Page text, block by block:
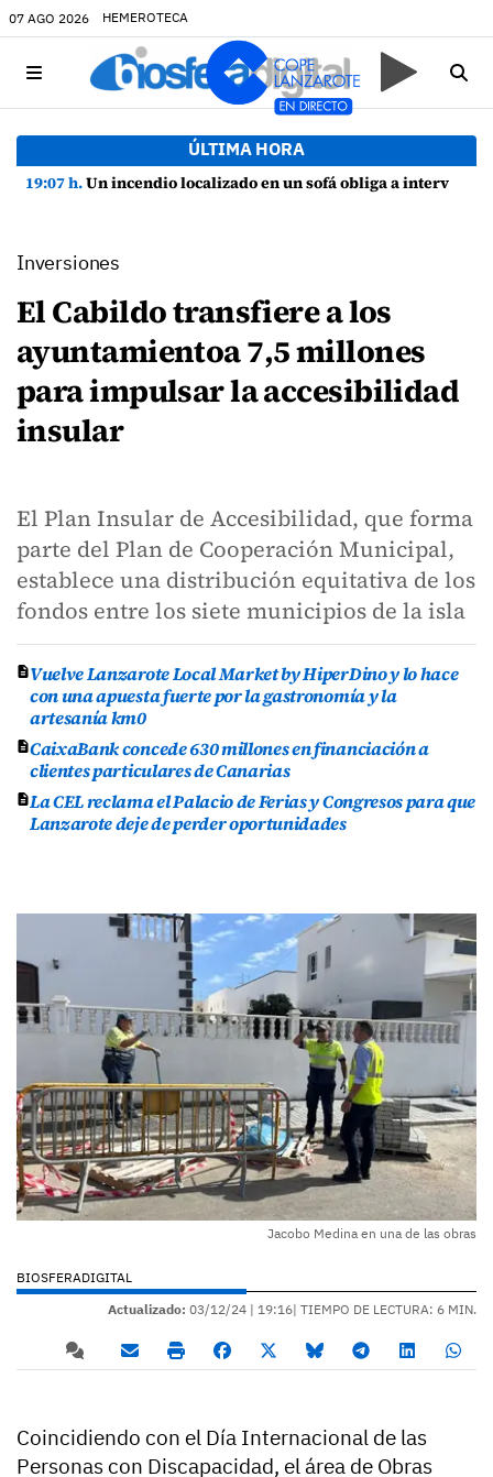
07 AGO 2026 HEMEROTECA
ÚLTIMA HORA
19:07 h.Un incendio localizado en un sofá obliga a intervenir en una vivienda de Playa Honda
Inversiones
El Cabildo transfiere a los
ayuntamientoa 7,5 millones
para impulsar la accesibilidad
insular
El Plan Insular de Accesibilidad, que forma
parte del Plan de Cooperación Municipal,
establece una distribución equitativa de los
fondos entre los siete municipios de la isla
Vuelve Lanzarote Local Market by HiperDino y lo hace
con una apuesta fuerte por la gastronomía y la
artesanía km0
CaixaBank concede 630 millones en financiación a
clientes particulares de Canarias
La CEL reclama el Palacio de Ferias y Congresos para que
Lanzarote deje de perder oportunidades
Jacobo Medina en una de las obras
BIOSFERADIGITAL
Actualizado: 03/12/24 | 19:16| TIEMPO DE LECTURA: 6 MIN.
Coincidiendo con el Día Internacional de las
Personas con Discapacidad, el área de Obras